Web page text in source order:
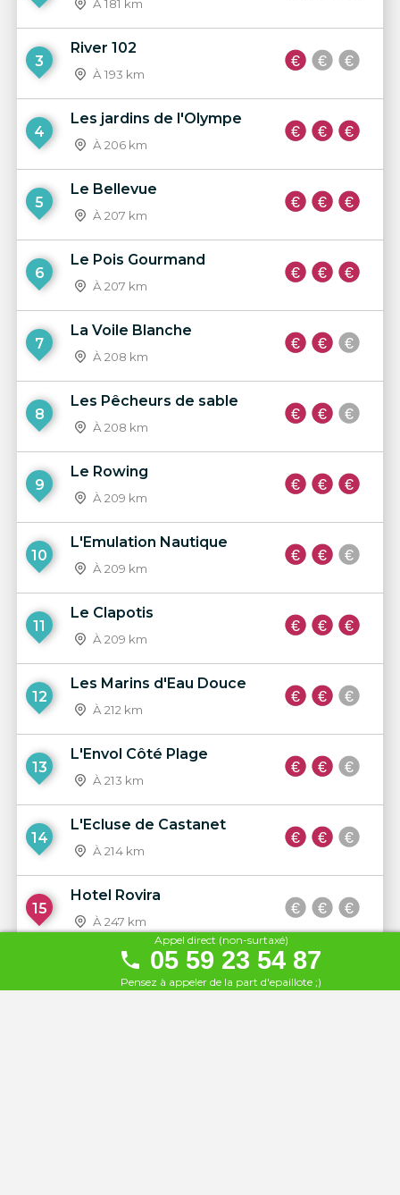
À 181 km
3
River 102
À 193 km
4
Les jardins de l'Olympe
À 206 km
5
Le Bellevue
À 207 km
6
Le Pois Gourmand
À 207 km
7
La Voile Blanche
À 208 km
8
Les Pêcheurs de sable
À 208 km
9
Le Rowing
À 209 km
10
L'Emulation Nautique
À 209 km
11
Le Clapotis
À 209 km
12
Les Marins d'Eau Douce
À 212 km
13
L'Envol Côté Plage
À 213 km
14
L'Ecluse de Castanet
À 214 km
15
Hotel Rovira
À 247 km
La Guinguette Saint Rome
Plage
Appel direct (non-surtaxé)
05 59 23 54 87
Pensez à appeler de la part d'epaillote ;)